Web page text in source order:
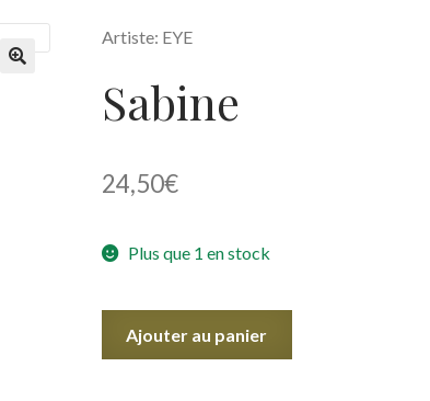
Artiste: EYE
Sabine
24,50€
Plus que 1 en stock
Ajouter au panier